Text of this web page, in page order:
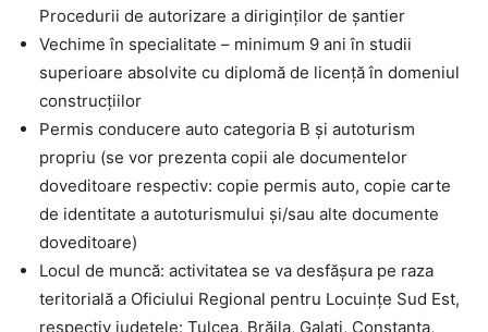
Procedurii de autorizare a diriginţilor de şantier
Vechime în specialitate – minimum 9 ani în studii
superioare absolvite cu diplomă de licență în domeniul
construcțiilor
Permis conducere auto categoria B şi autoturism
propriu (se vor prezenta copii ale documentelor
doveditoare respectiv: copie permis auto, copie carte
de identitate a autoturismului și/sau alte documente
doveditoare)
Locul de muncă: activitatea se va desfășura pe raza
teritorială a Oficiului Regional pentru Locuinţe Sud Est,
respectiv județele: Tulcea, Brăila, Galaţi, Constanţa,